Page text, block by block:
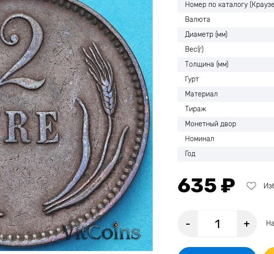
Номер по каталогу
Валюта
Диаметр (мм)
Вес(г)
Толщина (мм)
Гурт
Материал
Тираж
Монетный двор
Номинал
Год
635 ₽
- +